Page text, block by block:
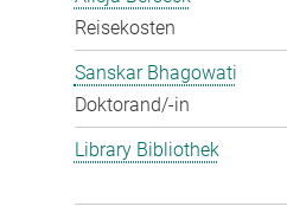
Reisekosten
Sanskar Bhagowati
Doktorand/-in
Library Bibliothek